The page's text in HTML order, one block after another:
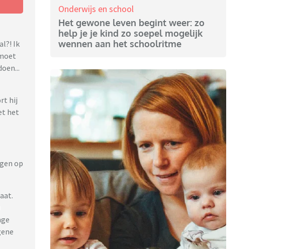
Ik
hij
het
op
Onderwijs en school
Het gewone leven begint weer: zo
help je je kind zo soepel mogelijk
wennen aan het schoolritme